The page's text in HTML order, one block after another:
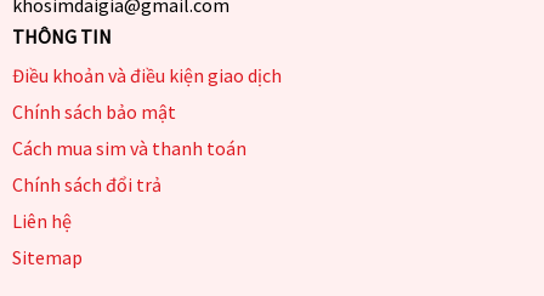
khosimdaigia@gmail.com
THÔNG TIN
Điều khoản và điều kiện giao dịch
Chính sách bảo mật
Cách mua sim và thanh toán
Chính sách đổi trả
Liên hệ
Sitemap